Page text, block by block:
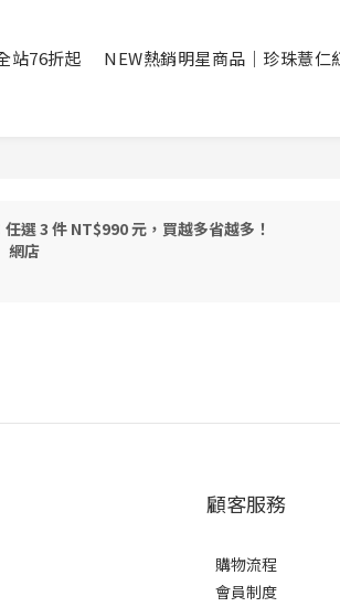
站76折起
NEW熱銷明星商品｜珍珠薏仁
選 3 件 NT$990 元，買越多省越多！
網店
顧客服務
購物流程
會員制度